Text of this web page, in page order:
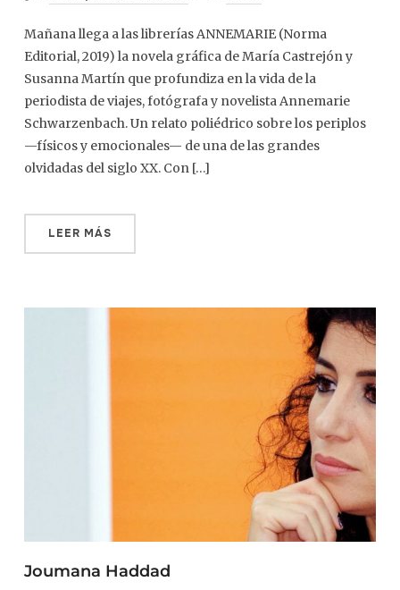
Mañana llega a las librerías ANNEMARIE (Norma
Editorial, 2019) la novela gráfica de María Castrejón y
Susanna Martín que profundiza en la vida de la
periodista de viajes, fotógrafa y novelista Annemarie
Schwarzenbach. Un relato poliédrico sobre los periplos
—físicos y emocionales— de una de las grandes
olvidadas del siglo XX. Con […]
LEER MÁS
Joumana Haddad